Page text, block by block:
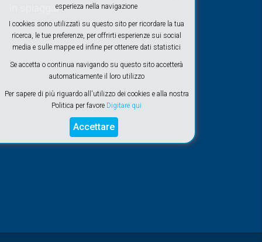
esperieza nella navigazione
I cookies sono utilizzati su questo sito per ricordare la tua
ricerca, le tue preferenze, per offrirti esperienze sui social
media e sulle mappe ed infine per ottenere dati statistici
Se accetta o continua navigando su questo sito accetterà
automaticamente il loro utilizzo
Per sapere di più riguardo all'utilizzo dei cookies e alla nostra
Politica per favore Digitare qui
Accettare
In spiaggia